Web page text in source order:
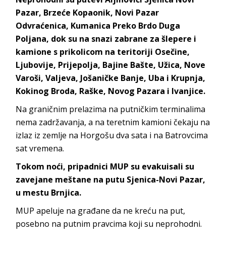
Pazar, Brzeće Kopaonik, Novi Pazar
Odvraćenica, Kumanica Preko Brdo Duga
Poljana, dok su na snazi zabrane za šlepere i
kamione s prikolicom na teritoriji Osečine,
Ljubovije, Prijepolja, Bajine Bašte, Užica, Nove
Varoši, Valjeva, Jošaničke Banje, Uba i Krupnja,
Kokinog Broda, Raške, Novog Pazara i Ivanjice.
Na graničnim prelazima na putničkim terminalima
nema zadržavanja, a na teretnim kamioni čekaju na
izlaz iz zemlje na Horgošu dva sata i na Batrovcima
sat vremena.
Tokom noći, pripadnici MUP su evakuisali su
zavejane meštane na putu Sjenica-Novi Pazar,
u mestu Brnjica.
MUP apeluje na građane da ne kreću na put,
posebno na putnim pravcima koji su neprohodni.